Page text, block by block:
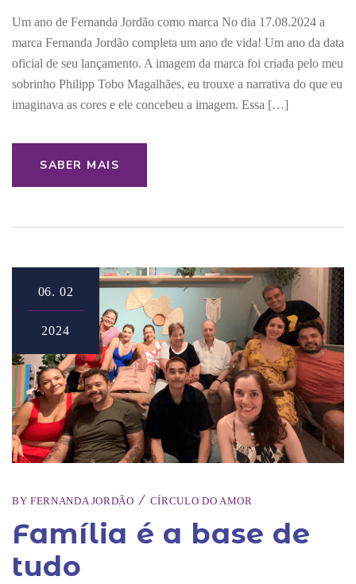
Um ano de Fernanda Jordão como marca No dia 17.08.2024 a
marca Fernanda Jordão completa um ano de vida! Um ano da data
oficial de seu lançamento. A imagem da marca foi criada pelo meu
sobrinho Philipp Tobo Magalhães, eu trouxe a narrativa do que eu
imaginava as cores e ele concebeu a imagem. Essa […]
SABER MAIS
06. 02
2024
BY FERNANDA JORDÃO CÍRCULO DO AMOR
Família é a base de
tudo